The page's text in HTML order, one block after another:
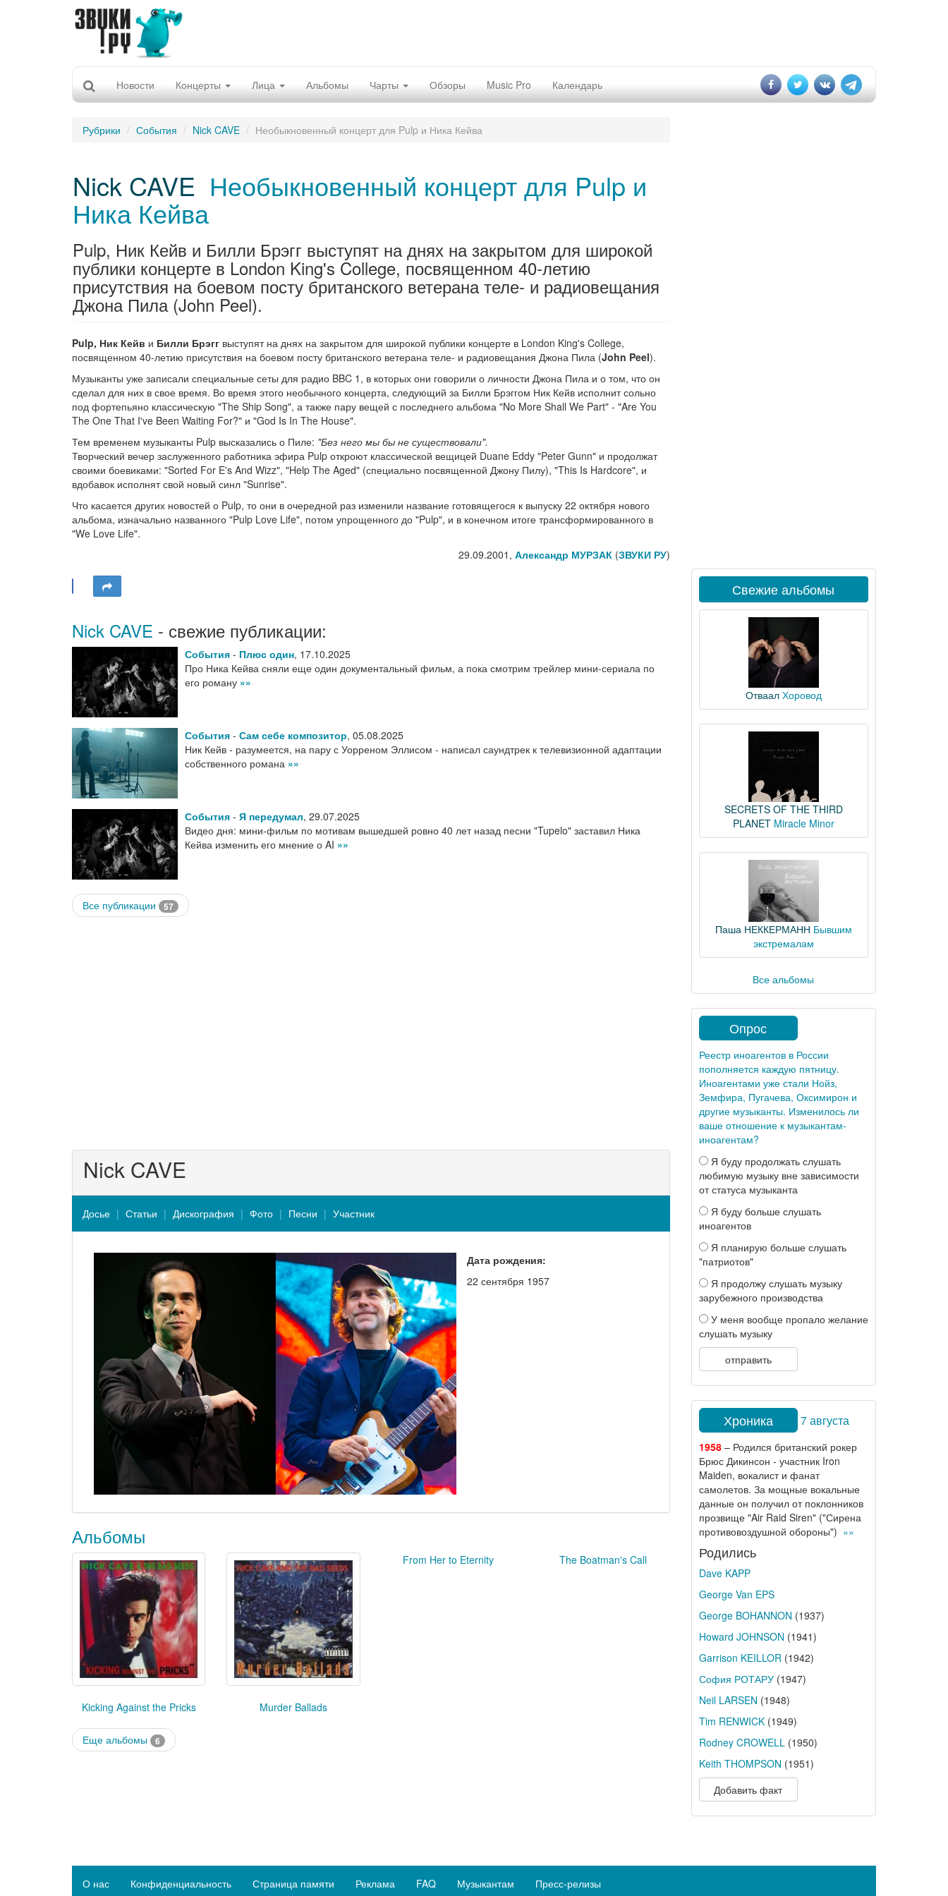
Новости Концерты Лица Альбомы Чарты Обзоры Music Pro Календарь
Рубрики События Nick CAVE Необыкновенный концерт для Pulp и Ника Кейва
Nick CAVE Необыкновенный концерт для Pulp и
Ника Кейва
Pulp, Ник Кейв и Билли Брэгг выступят на днях на закрытом для широкой
публики концерте в London King's College, посвященном 40-летию
присутствия на боевом посту британского ветерана теле- и радиовещания
Джона Пила (John Peel).
Pulp, Ник Кейв и Билли Брэгг выступят на днях на закрытом для широкой публики концерте в London King's College,
посвященном 40-летию присутствия на боевом посту британского ветерана теле- и радиовещания Джона Пила (John Peel).
Музыканты уже записали специальные сеты для радио BBC 1, в которых они говорили о личности Джона Пила и о том, что он
сделал для них в свое время. Во время этого необычного концерта, следующий за Билли Брэггом Ник Кейв исполнит сольно
под фортепьяно классическую "The Ship Song", а также пару вещей с последнего альбома "No More Shall We Part" - "Are You
The One That I've Been Waiting For?" и "God Is In The House".
Тем временем музыканты Pulp высказались о Пиле: "Без него мы бы не существовали".
Творческий вечер заслуженного работника эфира Pulp откроют классической вещицей Duane Eddy "Peter Gunn" и продолжат
своими боевиками: "Sorted For E's And Wizz", "Help The Aged" (специально посвященной Джону Пилу), "This Is Hardcore", и
вдобавок исполнят свой новый синл "Sunrise".
Что касается других новостей о Pulp, то они в очередной раз изменили название готовящегося к выпуску 22 октября нового
альбома, изначально названного "Pulp Love Life", потом упрощенного до "Pulp", и в конечном итоге трансформированного в
"We Love Life".
29.09.2001, Александр МУРЗАК(ЗВУКИ РУ)
Nick CAVE - свежие публикации:
События - Плюс один, 17.10.2025
Про Ника Кейва сняли еще один документальный фильм, а пока смотрим трейлер мини-сериала по
его роману »»
События - Сам себе композитор, 05.08.2025
Ник Кейв - разумеется, на пару с Уорреном Эллисом - написал саундтрек к телевизионной адаптации
собственного романа »»
События - Я передумал, 29.07.2025
Видео дня: мини-фильм по мотивам вышедшей ровно 40 лет назад песни "Tupelo" заставил Ника
Кейва изменить его мнение о AI »»
Все публикации 57
Nick CAVE
Досье Статьи Дискография Фото Песни Участник
Дата рождения:
22 сентября 1957
Альбомы
Kicking Against the Pricks Murder Ballads
From Her to Eternity The Boatman's Call
Еще альбомы 6
Свежие альбомы
Отваал Хоровод
SECRETS OF THE THIRD
PLANET Miracle Minor
Паша НЕККЕРМАНН Бывшим
экстремалам
Все альбомы
Опрос
Реестр иноагентов в России
пополняется каждую пятницу.
Иноагентами уже стали Нойз,
Земфира, Пугачева, Оксимирон и
другие музыканты. Изменилось ли
ваше отношение к музыкантам-
иноагентам?
Я буду продолжать слушать
любимую музыку вне зависимости
от статуса музыканта
Я буду больше слушать
иноагентов
Я планирую больше слушать
"патриотов"
Я продолжу слушать музыку
зарубежного производства
У меня вообще пропало желание
слушать музыку
отправить
Хроника 7 августа
1958– Родился британский рокер
Брюс Дикинсон - участник Iron
Maiden, вокалист и фанат
самолетов. За мощные вокальные
данные он получил от поклонников
прозвище "Air Raid Siren" ("Сирена
противовоздушной обороны") »»
Родились
Dave KAPP
George Van EPS
George BOHANNON (1937)
Howard JOHNSON (1941)
Garrison KEILLOR(1942)
София РОТАРУ(1947)
Neil LARSEN (1948)
Tim RENWICK(1949)
Rodney CROWELL(1950)
Keith THOMPSON (1951)
Добавить факт
О нас Конфиденциальность Страница памяти Реклама FAQ Музыкантам Пресс-релизы